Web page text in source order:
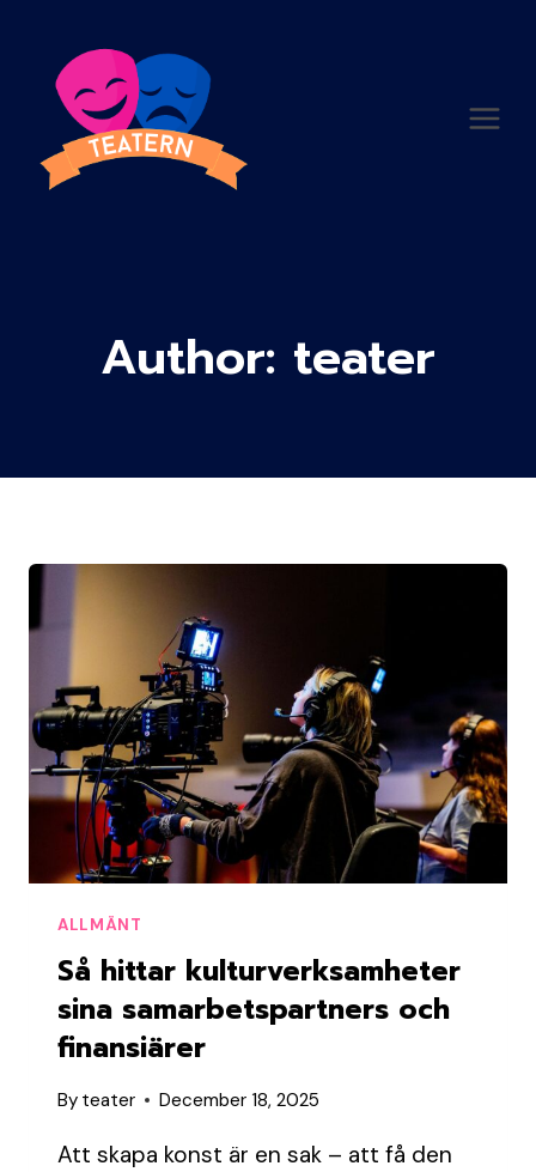
content
Author: teater
ALLMÄNT
Så hittar kulturverksamheter
sina samarbetspartners och
finansiärer
By teater December 18, 2025
Att skapa konst är en sak – att få den